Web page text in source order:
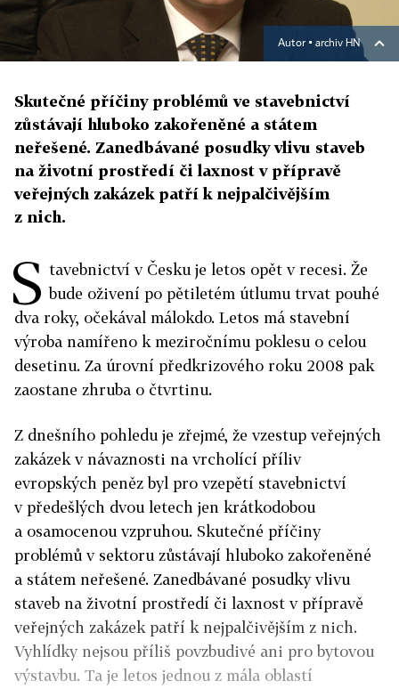
Autor ▪ archiv HN
Skutečné příčiny problémů ve stavebnictví
zůstávají hluboko zakořeněné a státem
neřešené. Zanedbávané posudky vlivu staveb
na životní prostředí či laxnost v přípravě
veřejných zakázek patří k nejpalčivějším
z nich.
S tavebnictví v Česku je letos opět v recesi. Že
bude oživení po pětiletém útlumu trvat pouhé
dva roky, očekával málokdo. Letos má stavební
výroba namířeno k meziročnímu poklesu o celou
desetinu. Za úrovní předkrizového roku 2008 pak
zaostane zhruba o čtvrtinu.
Z dnešního pohledu je zřejmé, že vzestup veřejných
zakázek v návaznosti na vrcholící příliv
evropských peněz byl pro vzepětí stavebnictví
v předešlých dvou letech jen krátkodobou
a osamocenou vzpruhou. Skutečné příčiny
problémů v sektoru zůstávají hluboko zakořeněné
a státem neřešené. Zanedbávané posudky vlivu
staveb na životní prostředí či laxnost v přípravě
veřejných zakázek patří k nejpalčivějším z nich.
Vyhlídky nejsou příliš povzbudivé ani pro bytovou
výstavbu. Ta je letos jednou z mála oblastí